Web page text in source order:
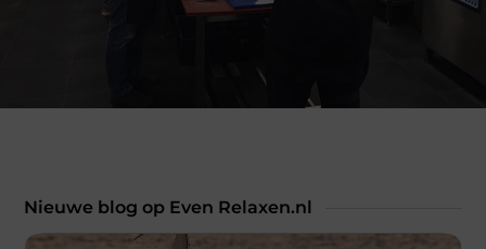
Nieuwe blog op Even Relaxen.nl